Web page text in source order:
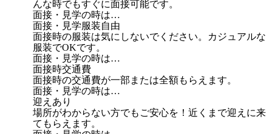
んな時でもすぐに面接可能です。
面接・見学の時は…
面接・見学服装自由
面接時の服装は気にしないでください。カジュアルな
服装でOKです。
面接・見学の時は…
面接時交通費
面接時の交通費が一部または全額もらえます。
面接・見学の時は…
迎えあり
場所がわからない方でもご安心を！近くまで迎えに来
てもらえます。